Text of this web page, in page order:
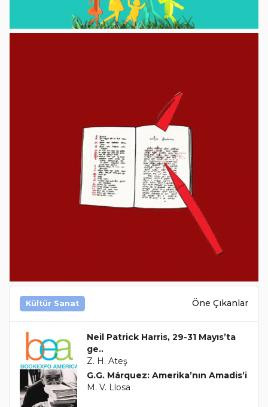
Kültür Sanat Öne Çıkanlar
Neil Patrick Harris, 29-31 Mayıs’ta
ge..
Z. H. Ateş
G.G. Márquez: Amerika’nın Amadis’i
M. V. Llosa